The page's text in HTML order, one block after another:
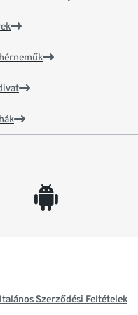
android
Szerződési Feltételek